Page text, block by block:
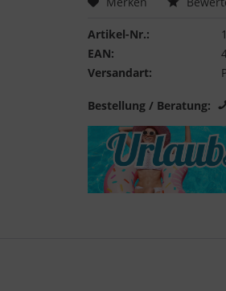
Artikel-Nr.:
EAN:
Versandart:
Bestellung / Beratung: